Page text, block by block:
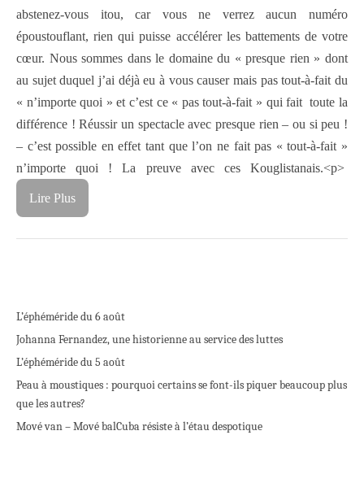
abstenez-vous itou, car vous ne verrez aucun numéro
époustouflant, rien qui puisse accélérer les battements de votre
cœur. Nous sommes dans le domaine du « presque rien » dont
au sujet duquel j’ai déjà eu à vous causer mais pas tout-à-fait du
« n’importe quoi » et c’est ce « pas tout-à-fait » qui fait toute la
différence ! Réussir un spectacle avec presque rien – ou si peu !
– c’est possible en effet tant que l’on ne fait pas « tout-à-fait »
n’importe quoi ! La preuve avec ces Kouglistanais.<p>
Lire Plus
L’éphéméride du 6 août
Johanna Fernandez, une historienne au service des luttes
L’éphéméride du 5 août
Peau à moustiques : pourquoi certains se font-ils piquer beaucoup plus
que les autres?
Mové van – Mové balCuba résiste à l’étau despotique